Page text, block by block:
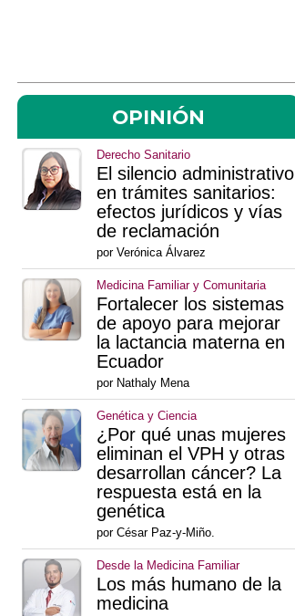
OPINIÓN
Derecho Sanitario
El silencio administrativo
en trámites sanitarios:
efectos jurídicos y vías
de reclamación
por Verónica Álvarez
Medicina Familiar y Comunitaria
Fortalecer los sistemas
de apoyo para mejorar
la lactancia materna en
Ecuador
por Nathaly Mena
Genética y Ciencia
¿Por qué unas mujeres
eliminan el VPH y otras
desarrollan cáncer? La
respuesta está en la
genética
por César Paz-y-Miño.
Desde la Medicina Familiar
Los más humano de la
medicina